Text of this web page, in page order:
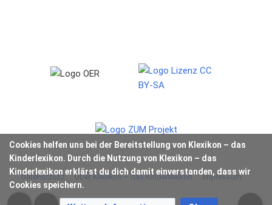
Cookies helfen uns bei der Bereitstellung von Klexikon – das
Kinderlexikon. Durch die Nutzung von Klexikon – das
Kinderlexikon erklärst du dich damit einverstanden, dass wir
Cookies speichern.
Datenschutz Über Klexikon – das Kinderlexikon Impressum